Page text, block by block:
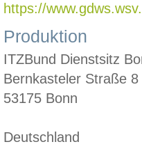
https://
Produktion
ITZBund Dienstsitz
Bernkasteler Straße 8
53175 Bonn
Deutschland